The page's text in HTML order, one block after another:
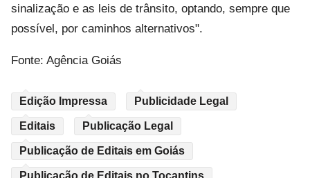
sinalização e as leis de trânsito, optando, sempre que
possível, por caminhos alternativos".
Fonte: Agência Goiás
Edição Impressa Publicidade Legal
Editais Publicação Legal
Publicação de Editais em Goiás
Publicação de Editais no Tocantins